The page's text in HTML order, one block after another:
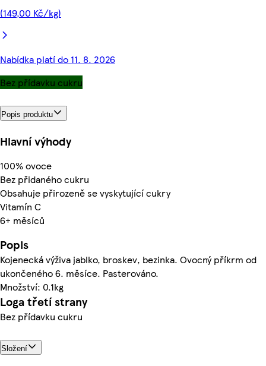
(149,00 Kč/kg)
Nabídka platí do 11. 8. 2026
Bez přídavku cukru
Popis produktu
Hlavní výhody
100% ovoce
Bez přidaného cukru
Obsahuje přirozeně se vyskytující cukry
Vitamín C
6+ měsíců
Popis
Kojenecká výživa jablko, broskev, bezinka. Ovocný příkrm od
ukončeného 6. měsíce. Pasterováno.
Množství: 0.1kg
Loga třetí strany
Bez přídavku cukru
Složení